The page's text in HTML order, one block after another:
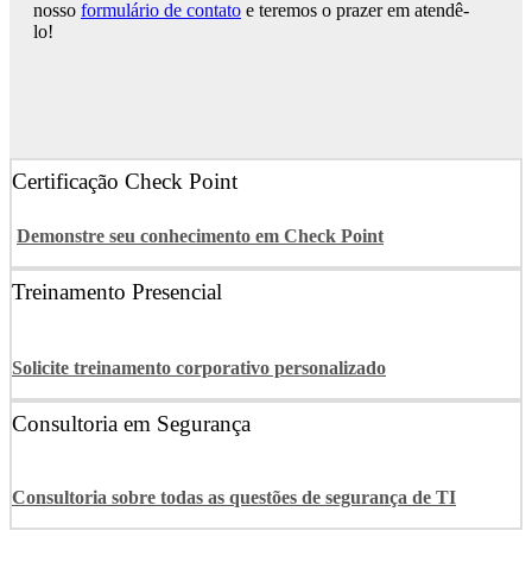
nosso formulário de contato e teremos o prazer em atendê-
lo!
Certificação Check Point
Demonstre seu conhecimento em Check Point
Treinamento Presencial
Solicite treinamento corporativo personalizado
Consultoria em Segurança
Consultoria sobre todas as questões de segurança de TI